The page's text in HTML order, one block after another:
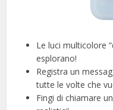
Le luci multicolore
esplorano!
Registra un
tutte le volte che
Fingi di chiamare